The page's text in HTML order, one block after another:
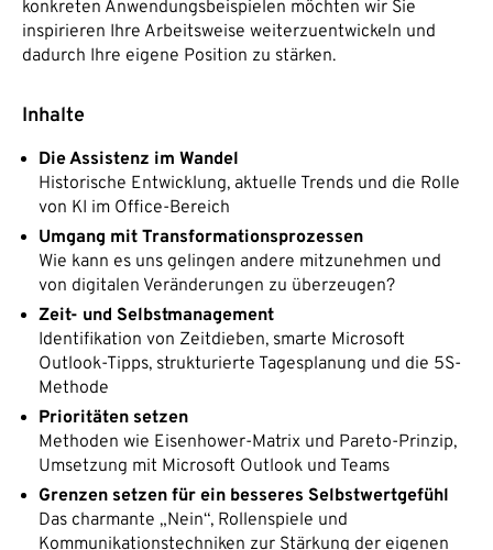
konkreten Anwendungsbeispielen möchten wir Sie
inspirieren Ihre Arbeitsweise weiterzuentwickeln und
dadurch Ihre eigene Position zu stärken.
Inhalte
Die Assistenz im Wandel
Historische Entwicklung, aktuelle Trends und die Rolle
von KI im Office-Bereich
Umgang mit Transformationsprozessen
Wie kann es uns gelingen andere mitzunehmen und
von digitalen Veränderungen zu überzeugen?
Zeit- und Selbstmanagement
Identifikation von Zeitdieben, smarte Microsoft
Outlook-Tipps, strukturierte Tagesplanung und die 5S-
Methode
Prioritäten setzen
Methoden wie Eisenhower-Matrix und Pareto-Prinzip,
Umsetzung mit Microsoft Outlook und Teams
Grenzen setzen für ein besseres Selbstwertgefühl
Das charmante „Nein“, Rollenspiele und
Kommunikationstechniken zur Stärkung der eigenen